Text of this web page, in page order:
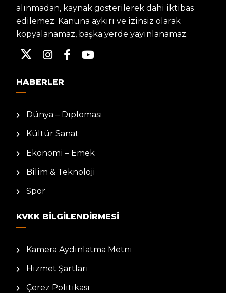
alınmadan, kaynak gösterilerek dahi iktibas
edilemez. Kanuna aykırı ve izinsiz olarak
kopyalanamaz, başka yerde yayınlanamaz.
HABERLER
Dünya – Diplomasi
Kültür Sanat
Ekonomi – Emek
Bilim & Teknoloji
Spor
KVKK BILGILENDIRMESI
Kamera Aydınlatma Metni
Hizmet Şartları
Çerez Politikası